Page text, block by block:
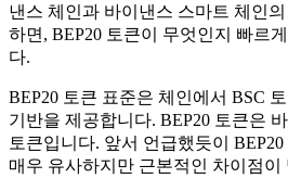
낸스 체인과 바이낸스 스마트 체인
하면, BEP20 토큰이 무엇인지 빠르
다.
BEP20 토큰 표준은 체인에서 BSC
기반을 제공합니다. BEP20 토큰은
토큰입니다. 앞서 언급했듯이
매우 유사하지만 근본적인 차이점이